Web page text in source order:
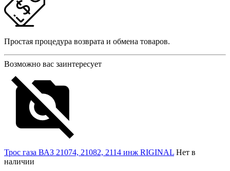
Простая процедура возврата и обмена товаров.
Возможно вас заинтересует
Трос газа ВАЗ 21074, 21082, 2114 инж RIGINAL Нет в
наличии